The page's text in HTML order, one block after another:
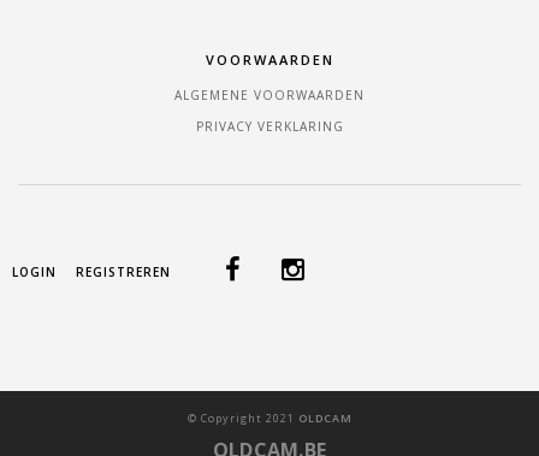
VOORWAARDEN
ALGEMENE VOORWAARDEN
PRIVACY VERKLARING
LOGIN REGISTREREN
© Copyright 2021 OLDCAM
OLDCAM.BE